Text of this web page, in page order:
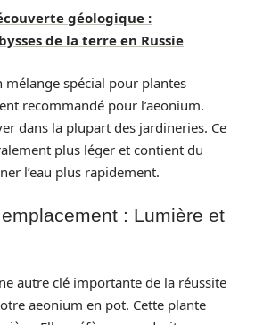
géologique :
de la terre en Russie
mélange spécial pour plantes
recommandé pour l’aeonium.
dans la plupart des jardineries. Ce
plus léger et contient du
l’eau plus rapidement.
: Lumière et
autre clé importante de la réussite
aeonium en pot. Cette plante